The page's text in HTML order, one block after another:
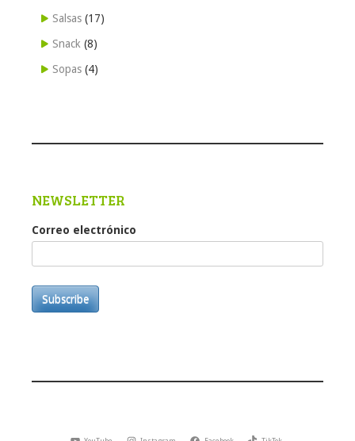
Salsas (17)
Snack (8)
Sopas (4)
NEWSLETTER
Correo electrónico
Subscribe